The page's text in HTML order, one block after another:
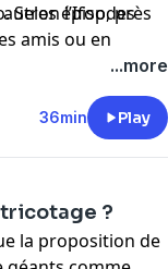
Selon l’Ifop, près
amis ou en
groupe de la
épisodes
...more
36min Play
?
la proposition de